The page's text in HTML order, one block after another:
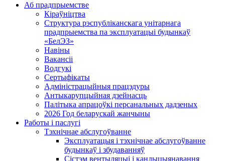
Аб прадпрыемстве
Кіраўніцтва
Структура рэспубліканскага унітарнага
прадпрыемства па эксплуатацыі будынкаў
«БелЭЗ»
Навіны
Вакансіі
Водгукі
Сертыфікаты
Адміністрацыйныя працэдуры
Антыкарупцыйная дзейнасць
Палітыка апрацоўкі персанальных дадзеных
2026 Год беларускай жанчыны
Работы і паслугі
Тэхнічнае абслугоўванне
Эксплуатацыя і тэхнічнае абслугоўванне
будынкаў і збудаванняў
Сістэм вентыляцыі і кандыцыянавання